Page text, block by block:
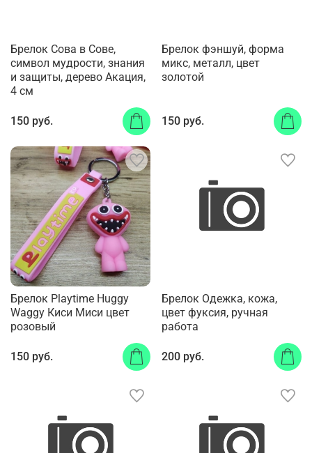
Брелок Сова в Сове,
символ мудрости, знания
и защиты, деpево Акация,
4 см
150 руб.
Брелок фэншуй, форма
микс, металл, цвет
золотой
150 руб.
Брелок Playtime Huggy
Waggy Киси Миси цвет
розовый
150 руб.
Брелок Одежка, кожа,
цвет фуксия, ручная
работа
200 руб.